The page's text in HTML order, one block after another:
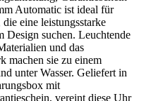
Automatic ist ideal für
eine leistungsstarke
suchen. Leuchtende
und das
machen sie zu einem
unter Wasser. Geliefert in
mit
vereint diese Uhr